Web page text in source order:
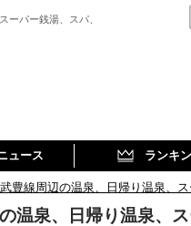
ーパー銭湯、スパ、
ュース ランキ
豊線周辺の温泉、日帰り温泉、
温泉、日帰り温泉、